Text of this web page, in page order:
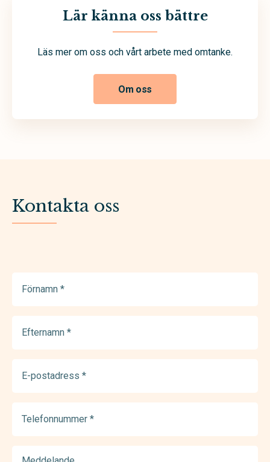
Lär känna oss bättre
Läs mer om oss och vårt arbete med omtanke.
Om oss
Kontakta oss
(Required)
(Required)
postadress
(Required)